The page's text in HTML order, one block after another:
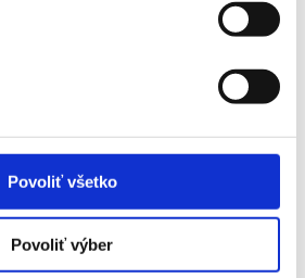
Povoliť všetko
Povoliť výber